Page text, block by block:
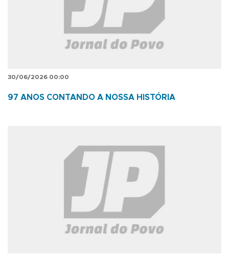
30/06/2026 00:00
97 ANOS CONTANDO A NOSSA HISTÓRIA